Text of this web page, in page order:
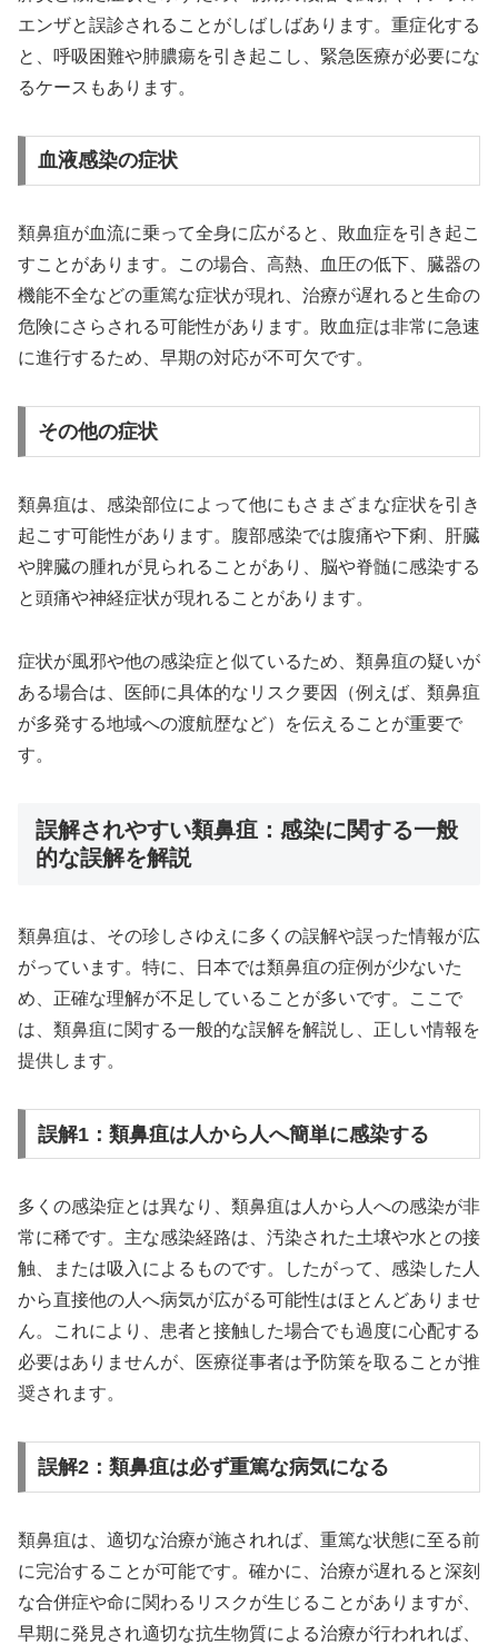
エンザと誤診されることがしばしばあります。重症化する
と、呼吸困難や肺膿瘍を引き起こし、緊急医療が必要にな
るケースもあります。
血液感染の症状
類鼻疽が血流に乗って全身に広がると、敗血症を引き起こ
すことがあります。この場合、高熱、血圧の低下、臓器の
機能不全などの重篤な症状が現れ、治療が遅れると生命の
危険にさらされる可能性があります。敗血症は非常に急速
に進行するため、早期の対応が不可欠です。
その他の症状
類鼻疽は、感染部位によって他にもさまざまな症状を引き
起こす可能性があります。腹部感染では腹痛や下痢、肝臓
や脾臓の腫れが見られることがあり、脳や脊髄に感染する
と頭痛や神経症状が現れることがあります。
症状が風邪や他の感染症と似ているため、類鼻疽の疑いが
ある場合は、医師に具体的なリスク要因（例えば、類鼻疽
が多発する地域への渡航歴など）を伝えることが重要で
す。
誤解されやすい類鼻疽：感染に関する一般
的な誤解を解説
類鼻疽は、その珍しさゆえに多くの誤解や誤った情報が広
がっています。特に、日本では類鼻疽の症例が少ないた
め、正確な理解が不足していることが多いです。ここで
は、類鼻疽に関する一般的な誤解を解説し、正しい情報を
提供します。
誤解1：類鼻疽は人から人へ簡単に感染する
多くの感染症とは異なり、類鼻疽は人から人への感染が非
常に稀です。主な感染経路は、汚染された土壌や水との接
触、または吸入によるものです。したがって、感染した人
から直接他の人へ病気が広がる可能性はほとんどありませ
ん。これにより、患者と接触した場合でも過度に心配する
必要はありませんが、医療従事者は予防策を取ることが推
奨されます。
誤解2：類鼻疽は必ず重篤な病気になる
類鼻疽は、適切な治療が施されれば、重篤な状態に至る前
に完治することが可能です。確かに、治療が遅れると深刻
な合併症や命に関わるリスクが生じることがありますが、
早期に発見され適切な抗生物質による治療が行われれば、